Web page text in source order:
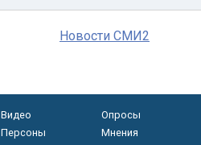
Новости СМИ2
Видео Опросы
Персоны
Мнения